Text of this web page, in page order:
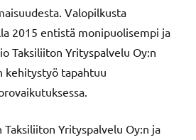
Valopilkusta
2015 entistä monipuolisempi ja
Taksiliiton Yrityspalvelu Oy:n
kehitystyö tapahtuu
Yrityspalvelu Oy:n ja